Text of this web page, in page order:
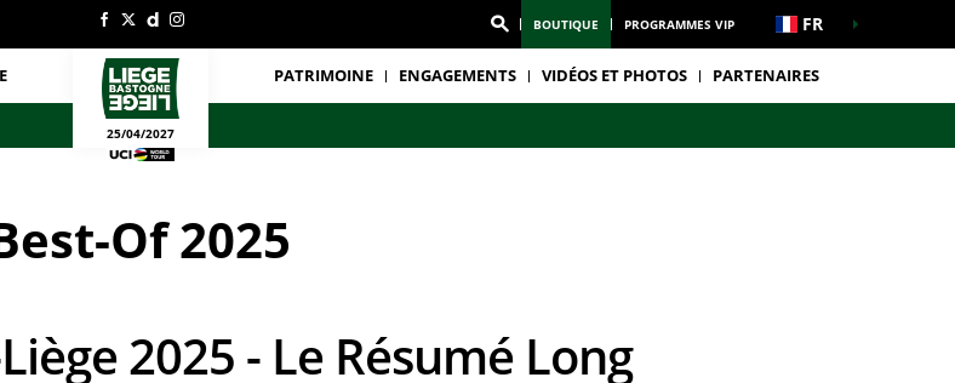
BOUTIQUE PROGRAMMES VIP FR
25/04/2027
PATRIMOINE ENGAGEMENTS VIDÉOS ET PHOTOS PARTENAIRES
Of 2025
2025 - Le Résumé Long